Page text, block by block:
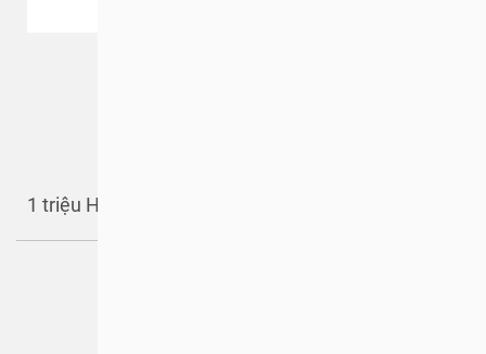
1 triệu Hành động để #Bảo vệ hàng triệu động vật!